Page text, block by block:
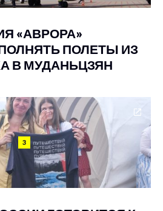
«АВРОРА»
ПОЛЕТЫ ИЗ
В МУДАНЬЦЗЯН
3